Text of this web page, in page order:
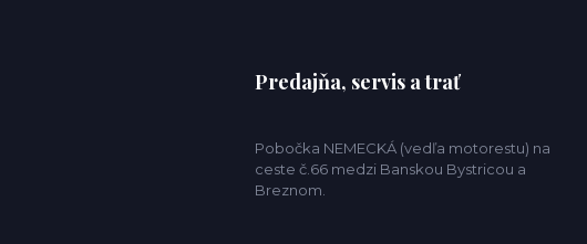
Predajňa, servis a trať
Pobočka NEMECKÁ (vedľa motorestu) na
ceste č.66 medzi Banskou Bystricou a
Breznom.